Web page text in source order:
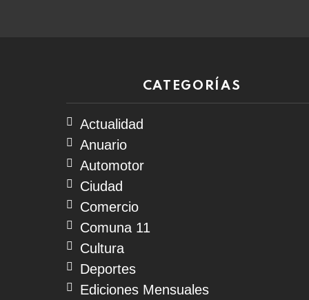
CATEGORÍAS
Actualidad
Anuario
Automotor
Ciudad
Comercio
Comuna 11
Cultura
Deportes
Ediciones Mensuales